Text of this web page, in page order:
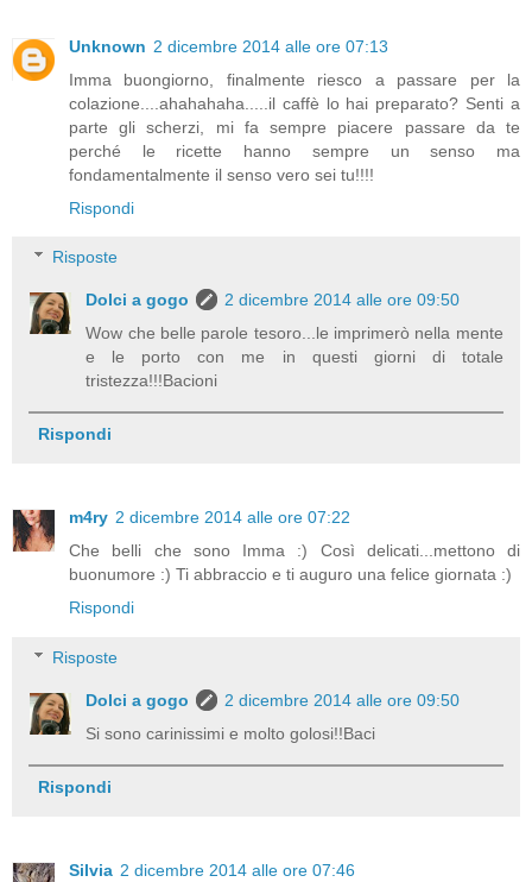
Unknown 2 dicembre 2014 alle ore 07:13
Imma buongiorno, finalmente riesco a passare per la
colazione....ahahahaha.....il caffè lo hai preparato? Senti a
parte gli scherzi, mi fa sempre piacere passare da te
perché le ricette hanno sempre un senso ma
fondamentalmente il senso vero sei tu!!!!
Rispondi
Risposte
Dolci a gogo
2 dicembre 2014 alle ore 09:50
Wow che belle parole tesoro...le imprimerò nella mente
e le porto con me in questi giorni di totale
tristezza!!!Bacioni
Rispondi
m4ry 2 dicembre 2014 alle ore 07:22
Che belli che sono Imma :) Così delicati...mettono di
buonumore :) Ti abbraccio e ti auguro una felice giornata :)
Rispondi
Risposte
Dolci a gogo
2 dicembre 2014 alle ore 09:50
Si sono carinissimi e molto golosi!!Baci
Rispondi
Silvia 2 dicembre 2014 alle ore 07:46